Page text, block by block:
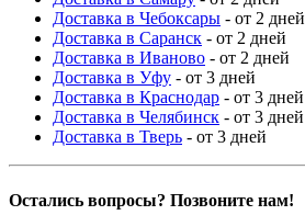
Доставка в Чебоксары - от 2 дней
Доставка в Саранск - от 2 дней
Доставка в Иваново - от 2 дней
Доставка в Уфу - от 3 дней
Доставка в Краснодар - от 3 дней
Доставка в Челябинск - от 3 дней
Доставка в Тверь - от 3 дней
Остались вопросы? Позвоните нам!